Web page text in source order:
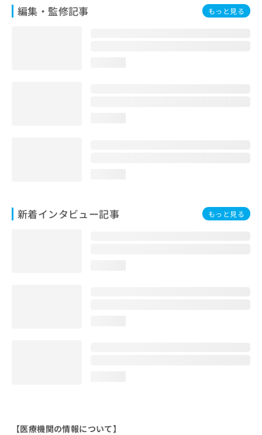
編集・監修記事 もっと見る
新着インタビュー記事 もっと見る
【医療機関の情報について】